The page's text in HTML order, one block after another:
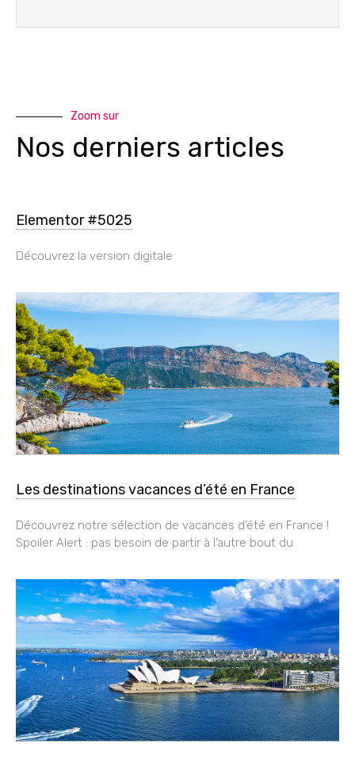
Zoom sur
Nos derniers articles
Elementor #5025
Découvrez la version digitale
Les destinations vacances d’été en France
Découvrez notre sélection de vacances d’été en France !
Spoiler Alert : pas besoin de partir à l’autre bout du